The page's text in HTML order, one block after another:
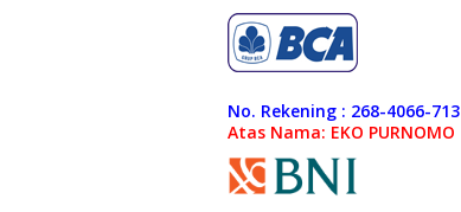
No. Rekening : 268-4066-713
Atas Nama: EKO PURNOMO